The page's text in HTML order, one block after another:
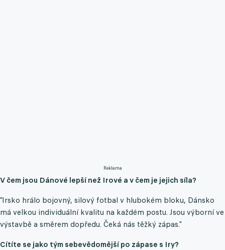
Reklama
V čem jsou Dánové lepší než Irové a v čem je jejich síla?
"Irsko hrálo bojovný, silový fotbal v hlubokém bloku, Dánsko
má velkou individuální kvalitu na každém postu. Jsou výborní ve
výstavbě a směrem dopředu. Čeká nás těžký zápas."
Cítíte se jako tým sebevědomější po zápase s Iry?